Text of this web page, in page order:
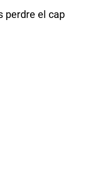
perdre el cap